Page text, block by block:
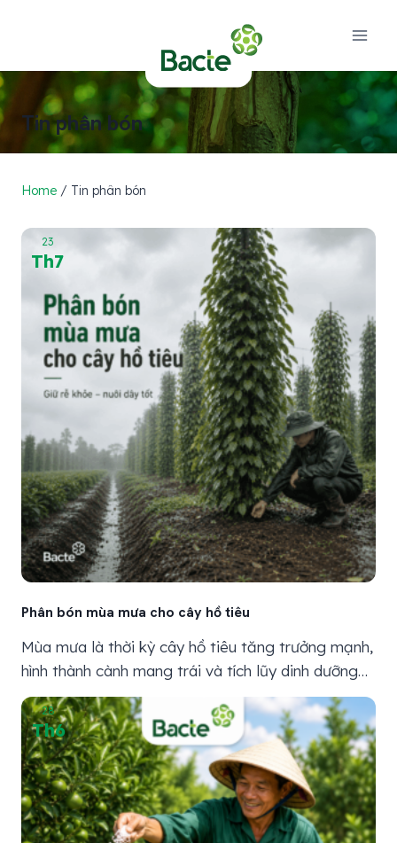
Tin phân bón
Home / Tin phân bón
23
Th7
Phân bón mùa mưa cho cây hồ tiêu
Mùa mưa là thời kỳ cây hồ tiêu tăng trưởng mạnh,
hình thành cành mang trái và tích lũy dinh dưỡng
cho quá trình nuôi hạt. Nước mưa giúp đất đủ ẩm,
nhưng đồng thời làm thay đổi độ thoáng khí, pH
và khả năng giữ dinh dưỡng của vùng rễ. Trên đất
dốc hoặc...
28
Th6